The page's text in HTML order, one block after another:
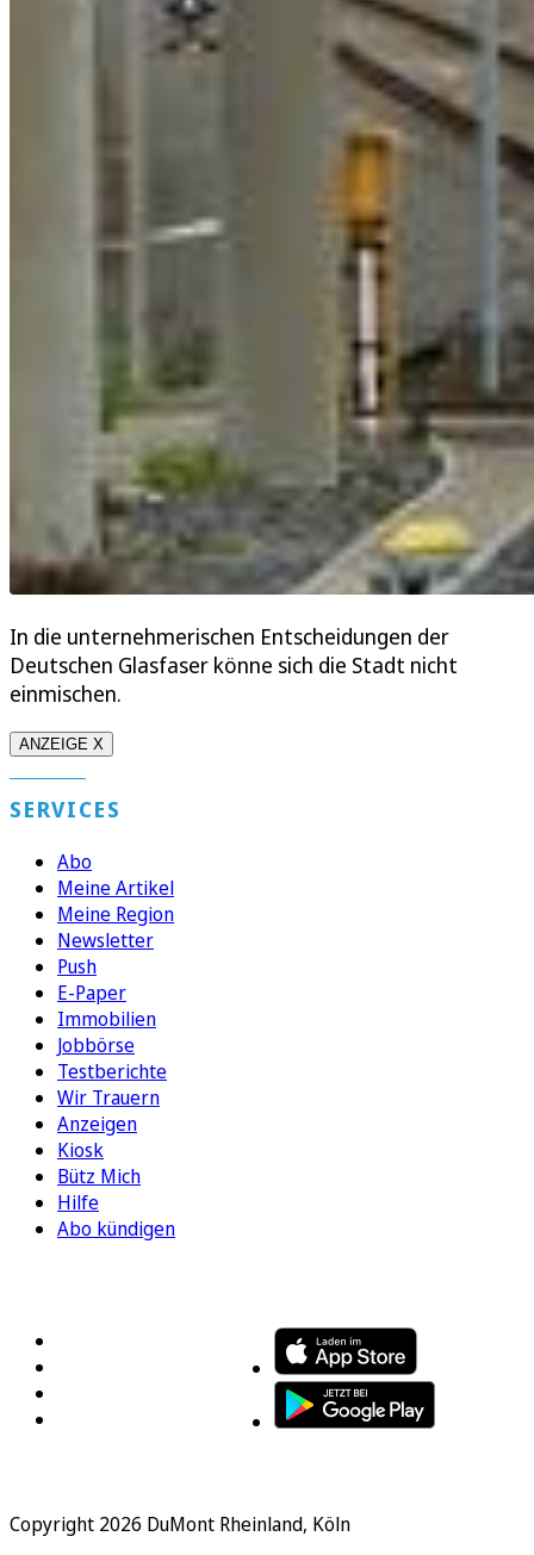
In die unternehmerischen Entscheidungen der
Deutschen Glasfaser könne sich die Stadt nicht
einmischen.
ANZEIGE X
SERVICES
Abo
Meine Artikel
Meine Region
Newsletter
Push
E-Paper
Immobilien
Jobbörse
Testberichte
Wir Trauern
Anzeigen
Kiosk
Bütz Mich
Hilfe
Abo kündigen
Copyright 2026 DuMont Rheinland, Köln